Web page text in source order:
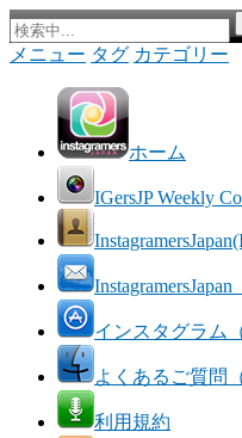
メニュー タグ カテゴリー
ホーム
IGersJP Weekly
インスタグラム
よくあるご質問
利用規約